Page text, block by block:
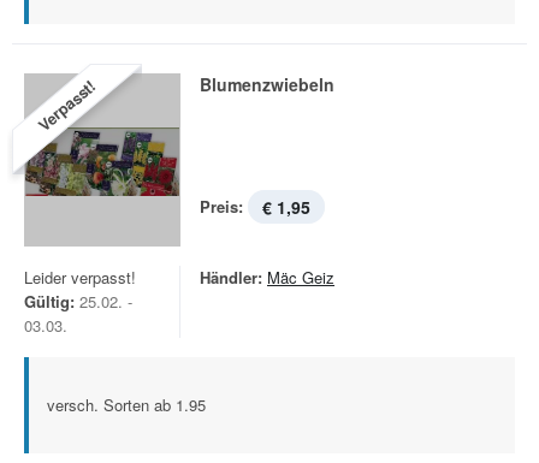
Verpasst! Blumenzwiebeln
Preis: € 1,95
Leider verpasst!
Gültig: 25.02. -
03.03.
Händler: Mäc Geiz
versch. Sorten ab 1.95